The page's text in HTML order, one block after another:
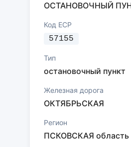
ОСТАНОВОЧНЫЙ
Код ЕСР
57155
Тип
остановочный пункт
Железная дорога
ОКТЯБРЬСКАЯ
Регион
ПСКОВСКАЯ область